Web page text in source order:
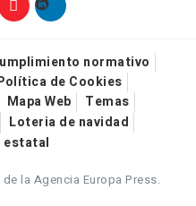
normativo
de Cookies
Mapa Web
Temas
Loteria de navidad
estatal
la Agencia Europa Press.